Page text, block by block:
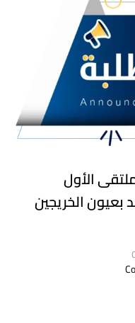
الأول
بعيون الخريجين